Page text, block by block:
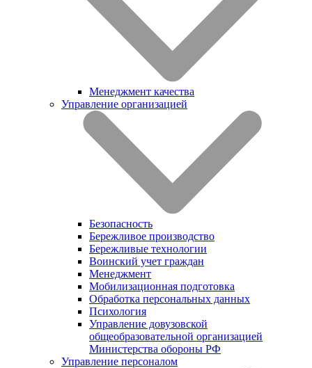
Менеджмент качества
Управление организацией
Безопасность
Бережливое производство
Бережливые технологии
Воинский учет граждан
Менеджмент
Мобилизационная подготовка
Обработка персональных данных
Психология
Управление довузовской
общеобразовательной организацией
Министерства обороны РФ
Управление персоналом